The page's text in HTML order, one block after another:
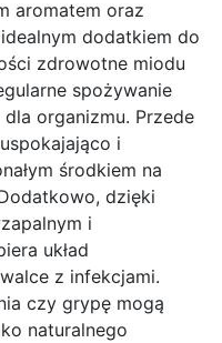
aromatem oraz
dodatkiem do
zdrowotne miodu
spożywanie
organizmu. Przede
i
środkiem na
dzięki
i
układ
z infekcjami.
czy grypę mogą
naturalnego